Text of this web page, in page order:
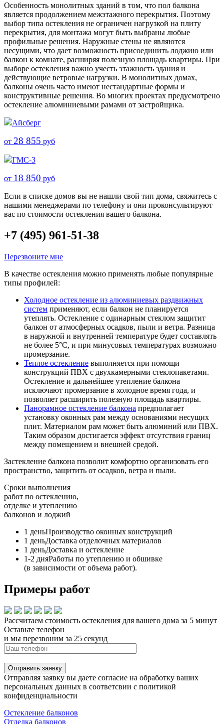
Особенность монолитных зданий в том, что пол балкона
является продолжением межэтажного перекрытия. Поэтому
выбор типа остекления не ограничен нагрузкой на плиту
перекрытия, для монтажа могут быть выбраны любые
профильные решения. Наружные стены не являются
несущими, что дает возможность присоединить лоджию или
балкон к комнате, расширяя полезную площадь квартиры. При
выборе остекления важно учесть этажность здания и
действующие ветровые нагрузки. В монолитных домах,
балконы очень часто имеют нестандартные формы и
конструктивные решения. Во многих проектах предусмотрено
остекление алюминиевыми рамами от застройщика.
Айсберг
от 28 855 руб
ГМС-3
от 18 850 руб
Если в списке домов вы не нашли свой тип дома, свяжитесь с
нашими менеджерами по телефону и они проконсультируют
вас по стоимости остекления вашего балкона.
+7 (495) 961-51-38
Перезвоните мне
В качестве остекления можно применять любые популярные
типы профилей:
Холодное остекление из алюминиевых раздвижных
систем применяют, если балкон не планируется
утеплять. Остекление с одинарным стеклом защитит
балкон от атмосферных осадков, пыли и ветра. Разница
в наружной и внутренней температуре будет составлять
не более 5°С, и при минусовых температурах возможно
промерзание.
Теплое остекление выполняется при помощи
конструкций ПВХ с двухкамерными стеклопакетами.
Остекление и дальнейшее утепление балкона
исключают промерзание в холодное время года, и
позволяет расширить полезную площадь квартиры.
Панорамное остекление балкона предполагает
установку оконных рам между основаниями несущих
плит. Материалом рам может быть алюминий или ПВХ.
Таким образом достигается эффект отсутствия границ
между помещением и внешней средой.
Застекление балкона позволит комфортно организовать его
пространство, защитить от осадков, ветра и пыли.
Сроки выполнения
работ по остеклению,
отделке и утеплению
балконов и лоджий
1 деньПроизводство оконных конструкций
1 деньДоставка отделочных материалов
1 деньДоставка и остекление
1-2 дняРаботы по утеплению и обшивке
(в зависимости от объема работ).
Примеры работ
Рассчитаем стоимость остекления для вашего дома за 5 минут
Оставьте телефон
и мы перезвоним за 25 секунд
Отправить заявку
Отправляя заявку вы даете согласие на обработку ваших
персональных данных в соответсвии с политикой
конфиденциальности
Остекление балконов
Отделка балконов